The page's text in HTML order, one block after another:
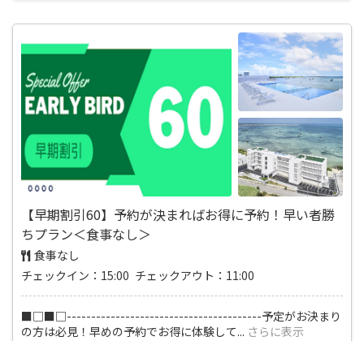
【早期割引60】予約が決まればお得に予約！早い者勝
ちプラン＜食事なし＞
食事なし
チェックイン：15:00 チェックアウト：11:00
■□■□----------------------------------------予定がお決まり
の方は必見！早めの予約でお得に体験して... さらに表示